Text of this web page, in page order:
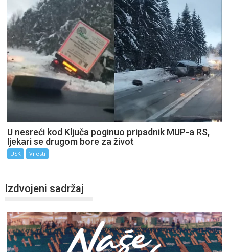
U nesreći kod Ključa poginuo pripadnik MUP-a RS,
ljekari se drugom bore za život
USK Vijesti
Izdvojeni sadržaj